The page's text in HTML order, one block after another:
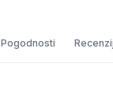
Pogodnosti